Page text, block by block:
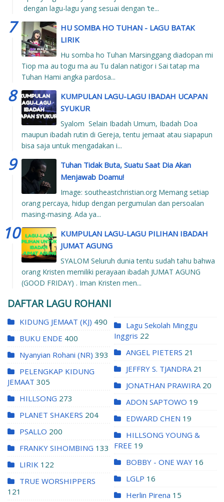
dengan lagu-lagu yang sesuai dengan ‘te...
HU SOMBA HO TUHAN - LAGU BATAK
LIRIK
Hu somba ho Tuhan Marsinggang diadopan mi
Tiop ma au togu ma au Tu dalan natigor i Sai tatap ma
Tuhan Hami angka pardosa...
KUMPULAN LAGU-LAGU IBADAH UCAPAN
SYUKUR
Syalom Selain Ibadah Umum, Ibadah Doa
maupun ibadah rutin di Gereja, tentu jemaat atau siapapun
bisa saja untuk mengadakan i...
Tuhan Tidak Buta, Suatu Saat Dia Akan
Menjawab Doamu!
Image: southeastchristian.org Memang setiap
orang percaya, hidup dengan pergumulan dan persoalan
masing-masing. Ada ya...
KUMPULAN LAGU-LAGU PILIHAN IBADAH
JUMAT AGUNG
SYALOM Seluruh dunia tentu sudah tahu bahwa
orang Kristen memiliki perayaan ibadah JUMAT AGUNG
(GOOD FRIDAY) . Iman Kristen men...
DAFTAR LAGU ROHANI
KIDUNG JEMAAT (KJ) 490
BUKU ENDE 400
Nyanyian Rohani (NR) 393
PELENGKAP KIDUNG
JEMAAT 305
HILLSONG 273
PLANET SHAKERS 204
PSALLO 200
FRANKY SIHOMBING 133
LIRIK 122
TRUE WORSHIPPERS
121
Lagu Sekolah Minggu
Inggris 22
ANGEL PIETERS 21
JEFFRY S. TJANDRA 21
JONATHAN PRAWIRA 20
ADON SAPTOWO 19
EDWARD CHEN 19
HILLSONG YOUNG &
FREE 19
BOBBY - ONE WAY 16
LGLP 16
Herlin Pirena 15